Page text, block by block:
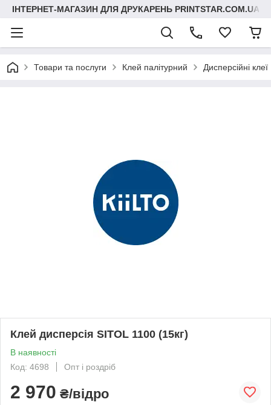
ІНТЕРНЕТ-МАГАЗИН ДЛЯ ДРУКАРЕНЬ PRINTSTAR.COM.UA
Товари та послуги Клей палітурний Дисперсійні клеї
Клей дисперсія SITOL 1100 (15кг)
В наявності
Код: 4698
Опт і роздріб
2 970 ₴/відро